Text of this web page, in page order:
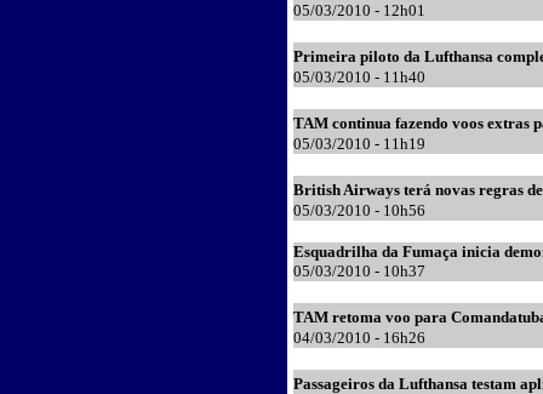
05/03/2010 - 12h01
Primeira piloto da Lufthansa
05/03/2010 - 11h40
TAM continua fazendo voos extras
05/03/2010 - 11h19
British Airways terá novas regras
05/03/2010 - 10h56
Esquadrilha da Fumaça inicia
05/03/2010 - 10h37
TAM retoma voo para
04/03/2010 - 16h26
Passageiros da Lufthansa testam